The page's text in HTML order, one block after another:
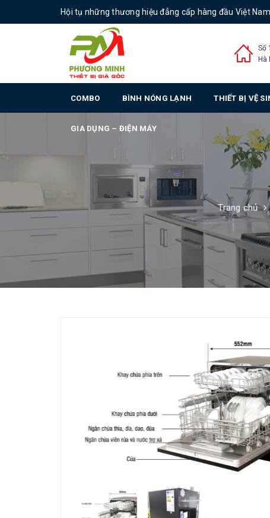
Hội tụ những thương hiệu đẳng cấp hàng đầu Việt Nam
Số
Hà
COMBO BÌNH NÓNG LẠNH THIẾT BỊ VỆ
GIA DỤNG – ĐIỆN MÁY
Trang chủ